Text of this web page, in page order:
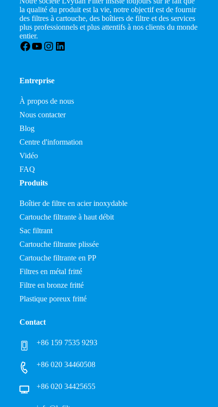
la qualité du produit est la vie, notre objectif est de fournir
des filtres à cartouche, des boîtiers de filtre et des services
plus professionnels et plus attentifs à nos clients du monde
entier.
Facebook
YouTube
Instagram
LinkedIn
Entreprise
À propos de nous
Nous contacter
Blog
Centre d'information
Vidéo
FAQ
Produits
Boîtier de filtre en acier inoxydable
Cartouche filtrante à haut débit
Sac filtrant
Cartouche filtrante plissée
Cartouche filtrante en PP
Filtres en métal fritté
Filtre en bronze fritté
Plastique poreux fritté
Contact
+86 159 7535 9293
+86 020 34460508
+86 020 34425655